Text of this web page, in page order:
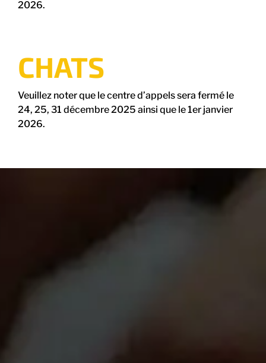
2026.
CHATS
Veuillez noter que le centre d’appels sera fermé le
24, 25, 31 décembre 2025 ainsi que le 1er janvier
2026.